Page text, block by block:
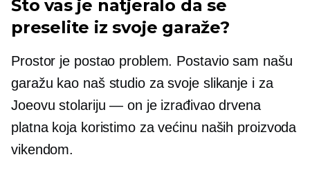
Što vas je natjeralo da se
preselite iz svoje garaže?
Prostor je postao problem. Postavio sam našu
garažu kao naš studio za svoje slikanje i za
Joeovu stolariju — on je izrađivao drvena
platna koja koristimo za većinu naših proizvoda
vikendom.